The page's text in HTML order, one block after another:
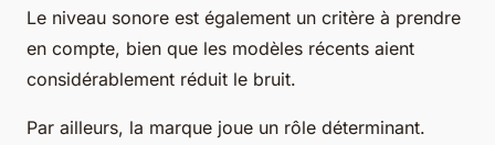
Le niveau sonore est également un critère à prendre
en compte, bien que les modèles récents aient
considérablement réduit le bruit.
Par ailleurs, la marque joue un rôle déterminant.